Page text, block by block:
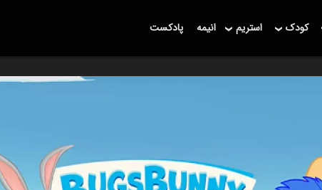
کودک استریم انیمه پادکست